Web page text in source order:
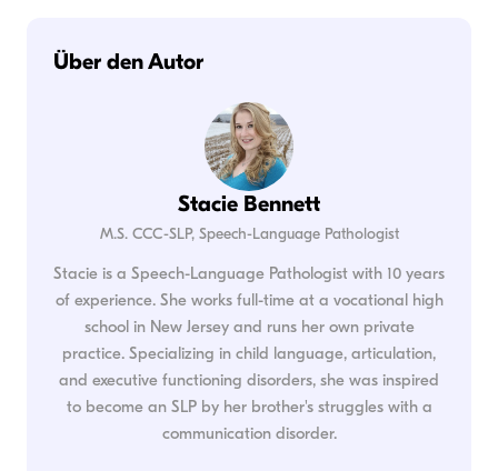
Über den Autor
Stacie Bennett
M.S. CCC-SLP, Speech-Language Pathologist
Stacie is a Speech-Language Pathologist with 10 years
of experience. She works full-time at a vocational high
school in New Jersey and runs her own private
practice. Specializing in child language, articulation,
and executive functioning disorders, she was inspired
to become an SLP by her brother's struggles with a
communication disorder.